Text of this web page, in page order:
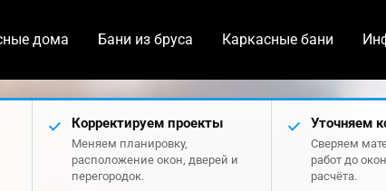
дома Бани из бруса Каркасные бани
Корректируем проекты
Меняем планировку,
расположение окон, дверей и
перегородок.
Уточняем
Сверяем
работ до
расчёта.